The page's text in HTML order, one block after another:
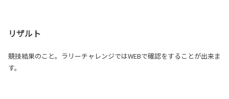
リザルト
競技結果のこと。ラリーチャレンジではWEBで確認をすることが出来ま
す。